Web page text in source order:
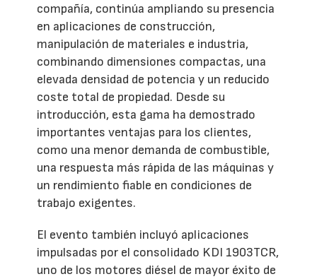
compañía, continúa ampliando su presencia
en aplicaciones de construcción,
manipulación de materiales e industria,
combinando dimensiones compactas, una
elevada densidad de potencia y un reducido
coste total de propiedad. Desde su
introducción, esta gama ha demostrado
importantes ventajas para los clientes,
como una menor demanda de combustible,
una respuesta más rápida de las máquinas y
un rendimiento fiable en condiciones de
trabajo exigentes.
El evento también incluyó aplicaciones
impulsadas por el consolidado KDI 1903TCR,
uno de los motores diésel de mayor éxito de